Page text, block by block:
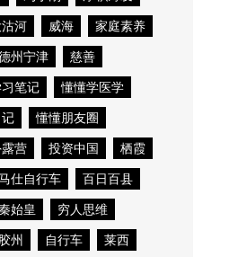
河 威海
家庭素养
州宁津
慈善
笔记
懂懂学医学
懂懂朋友圈
营 投资中国
栖霞
仕自行车
百日百县
始皇
穷人思维
州 自行车
莱西